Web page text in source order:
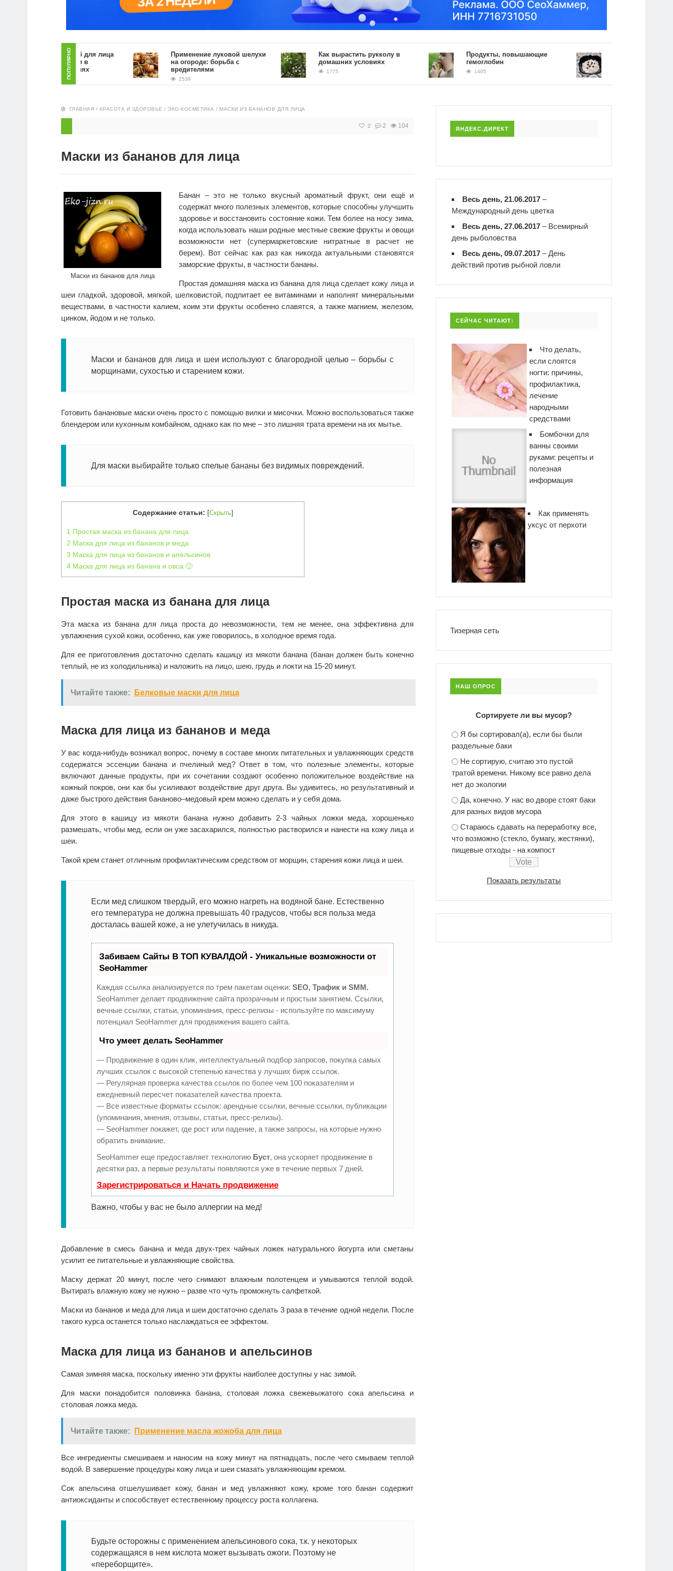
ПОПУЛЯРНО
Как сделать скраб для лица
из кофейной гущи в
домашних условиях
Применение луковой шелухи
на огороде: борьба с
вредителями
2539
Как вырастить рукколу в
домашних условиях
1775
Продукты, повышающие
гемоглобин
1405
Рецепт гречки на
фото. Как принимать и
питаться во время
1386
ГЛАВНАЯ / КРАСОТА И ЗДОРОВЬЕ / ЭКО-КОСМЕТИКА / МАСКИ ИЗ БАНАНОВ ДЛЯ ЛИЦА
2 2 104
Маски из бананов для лица
Маски из бананов для лица
Банан – это не только вкусный ароматный фрукт, они ещё и
содержат много полезных элементов, которые способны улучшить
здоровье и восстановить состояние кожи. Тем более на носу зима,
когда использовать наши родные местные свежие фрукты и овощи
возможности нет (супермаркетовские нитратные в расчет не
берем). Вот сейчас как раз как никогда актуальными становятся
заморские фрукты, в частности бананы.
Простая домашняя маска из банана для лица сделает кожу лица и
шеи гладкой, здоровой, мягкой, шелковистой, подпитает ее витаминами и наполнят минеральными
веществами, в частности калием, коим эти фрукты особенно славятся, а также магнием, железом,
цинком, йодом и не только.
Маски и бананов для лица и шеи используют с благородной целью – борьбы с
морщинами, сухостью и старением кожи.
Готовить банановые маски очень просто с помощью вилки и мисочки. Можно воспользоваться также
блендером или кухонным комбайном, однако как по мне – это лишняя трата времени на их мытье.
Для маски выбирайте только спелые бананы без видимых повреждений.
Содержание статьи: [Скрыть]
1 Простая маска из банана для лица
2 Маска для лица из бананов и меда
3 Маска для лица из бананов и апельсинов
4 Маска для лица из банана и овса 🙂
Простая маска из банана для лица
Эта маска из банана для лица проста до невозможности, тем не менее, она эффективна для
увлажнения сухой кожи, особенно, как уже говорилось, в холодное время года.
Для ее приготовления достаточно сделать кашицу из мякоти банана (банан должен быть конечно
теплый, не из холодильника) и наложить на лицо, шею, грудь и локти на 15-20 минут.
Читайте также: Белковые маски для лица
Маска для лица из бананов и меда
У вас когда-нибудь возникал вопрос, почему в составе многих питательных и увлажняющих средств
содержатся эссенции банана и пчелиный мед? Ответ в том, что полезные элементы, которые
включают данные продукты, при их сочетании создают особенно положительное воздействие на
кожный покров, они как бы усиливают воздействие друг друга. Вы удивитесь, но результативный и
даже быстрого действия бананово–медовый крем можно сделать и у себя дома.
Для этого в кашицу из мякоти банана нужно добавить 2-3 чайных ложки меда, хорошенько
размешать, чтобы мед, если он уже засахарился, полностью растворился и нанести на кожу лица и
шеи.
Такой крем станет отличным профилактическим средством от морщин, старения кожи лица и шеи.
Если мед слишком твердый, его можно нагреть на водяной бане. Естественно
его температура не должна превышать 40 градусов, чтобы вся польза меда
досталась вашей коже, а не улетучилась в никуда.
Забиваем Сайты В ТОП КУВАЛДОЙ - Уникальные возможности от
SeoHammer
Каждая ссылка анализируется по трем пакетам оценки: SEO, Трафик и SMM.
SeoHammer делает продвижение сайта прозрачным и простым занятием. Ссылки,
вечные ссылки, статьи, упоминания, пресс-релизы - используйте по максимуму
потенциал SeoHammer для продвижения вашего сайта.
Что умеет делать SeoHammer
— Продвижение в один клик, интеллектуальный подбор запросов, покупка самых
лучших ссылок с высокой степенью качества у лучших бирж ссылок.
— Регулярная проверка качества ссылок по более чем 100 показателям и
ежедневный пересчет показателей качества проекта.
— Все известные форматы ссылок: арендные ссылки, вечные ссылки, публикации
(упоминания, мнения, отзывы, статьи, пресс-релизы).
— SeoHammer покажет, где рост или падение, а также запросы, на которые нужно
обратить внимание.
SeoHammer еще предоставляет технологию Буст, она ускоряет продвижение в
десятки раз, а первые результаты появляются уже в течение первых 7 дней.
Зарегистрироваться и Начать продвижение
Важно, чтобы у вас не было аллергии на мед!
Добавление в смесь банана и меда двух-трех чайных ложек натурального йогурта или сметаны
усилит ее питательные и увлажняющие свойства.
Маску держат 20 минут, после чего снимают влажным полотенцем и умываются теплой водой.
Вытирать влажную кожу не нужно – разве что чуть промокнуть салфеткой.
Маски из бананов и меда для лица и шеи достаточно сделать 3 раза в течение одной недели. После
такого курса останется только наслаждаться ее эффектом.
Маска для лица из бананов и апельсинов
Самая зимняя маска, поскольку именно эти фрукты наиболее доступны у нас зимой.
Для маски понадобится половинка банана, столовая ложка свежевыжатого сока апельсина и
столовая ложка меда.
Читайте также: Применение масла жожоба для лица
Все ингредиенты смешиваем и наносим на кожу минут на пятнадцать, после чего смываем теплой
водой. В завершение процедуры кожу лица и шеи смазать увлажняющим кремом.
Сок апельсина отшелушивает кожу, банан и мед увлажняют кожу, кроме того банан содержит
антиоксиданты и способствует естественному процессу роста коллагена.
Будьте осторожны с применением апельсинового сока, т.к. у некоторых
содержащаяся в нем кислота может вызывать ожоги. Поэтому не
«переборщите».
ЯНДЕКС.ДИРЕКТ
Весь день, 21.06.2017 –
Международный день цветка
Весь день, 27.06.2017 – Всемирный
день рыболовства
Весь день, 09.07.2017 –День
действий против рыбной ловли
СЕЙЧАС ЧИТАЮТ:
Что делать,
если слоятся
ногти: причины,
профилактика,
лечение
народными
средствами
Бомбочки для
ванны своими
руками: рецепты и
полезная
информация
Как применять
уксус от перхоти
Тизерная сеть
НАШ ОПРОС
Сортируете ли вы мусор?
Я бы сортировал(а), если бы были
раздельные баки
Не сортирую, считаю это пустой
тратой времени. Никому все равно дела
нет до экологии
Да, конечно. У нас во дворе стоят баки
для разных видов мусора
Стараюсь сдавать на переработку все,
что возможно (стекло, бумагу, жестянки),
пищевые отходы - на компост
Показать результаты